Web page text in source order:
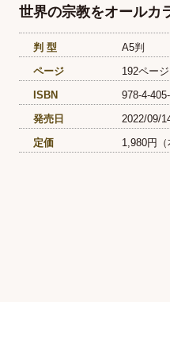
世界の宗教をオールカ
判 型
A5判
ページ
192ページ
ISBN
978-4-
発売日
2022/09/
定価
1,980円（